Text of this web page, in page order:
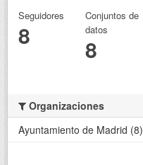
Seguidores
8
Conjuntos de
datos
8
Organizaciones
Ayuntamiento de Madrid (8)